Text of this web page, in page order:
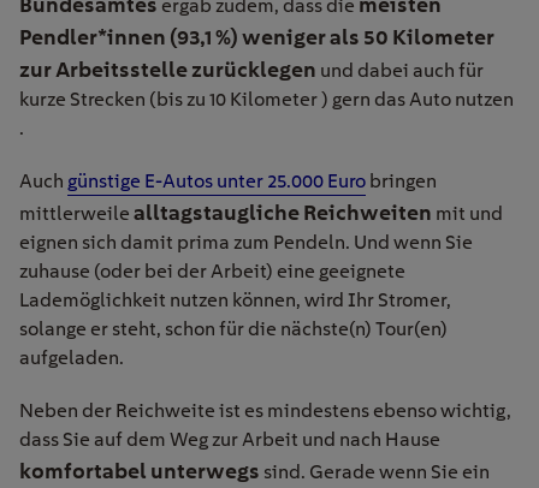
ergab zudem, dass die
Pendler*innen (93,1 %) weniger als 50 Kilometer
zur Arbeitsstelle zurücklegen und dabei auch für
kurze Strecken (bis zu 10 Kilometer ) gern das Auto nutzen
.
Auch günstige E-Autos unter 25.000 Euro bringen
mittlerweile alltagstaugliche Reichweiten mit und
eignen sich damit prima zum Pendeln. Und wenn Sie
zuhause (oder bei der Arbeit) eine geeignete
Lademöglichkeit nutzen können, wird Ihr Stromer,
solange er steht, schon für die nächste(n) Tour(en)
aufgeladen.
Neben der Reichweite ist es mindestens ebenso wichtig,
dass Sie auf dem Weg zur Arbeit und nach Hause
komfortabel unterwegs sind. Gerade wenn Sie ein